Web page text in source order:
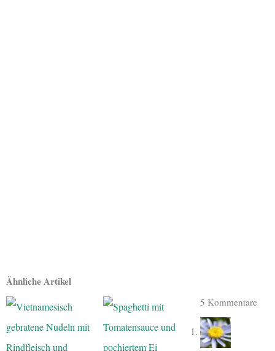
Ähnliche Artikel
5 Kommentare